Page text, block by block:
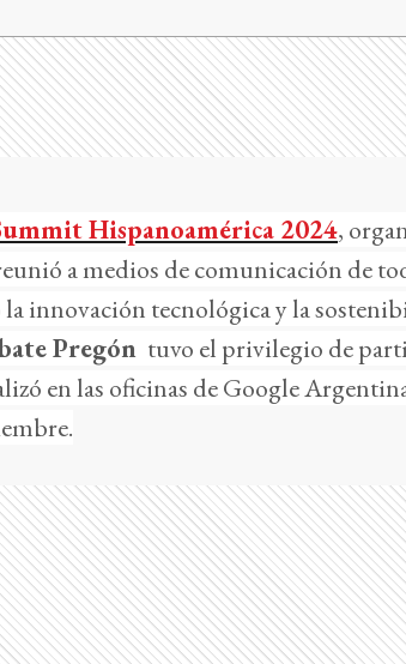
Hispanoamérica 2024,
a medios de comunicación de
la innovación tecnológica y la
Pregón tuvo el privilegio de
en las oficinas de Google